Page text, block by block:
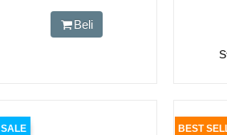
Beli
SALE BEST